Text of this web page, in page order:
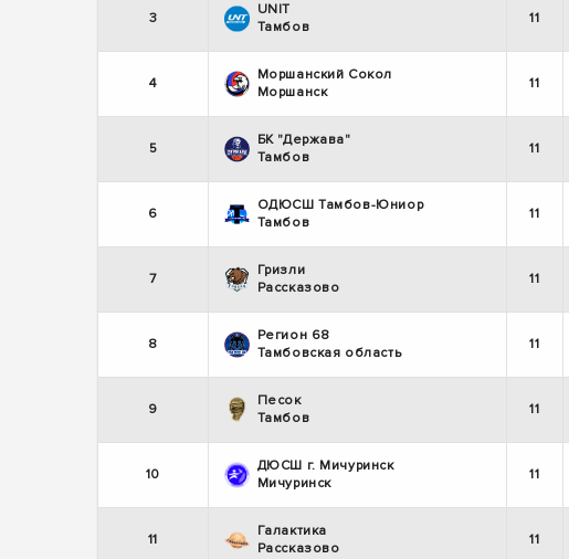
3
UNIT
Тамбов
11
4
Моршанский Сокол
Моршанск
11
5
БК "Держава"
Тамбов
11
6
ОДЮСШ Тамбов-Юниор
Тамбов
11
7
Гризли
Рассказово
11
8
Регион 68
Тамбовская область
11
9
Песок
Тамбов
11
10
ДЮСШ г. Мичуринск
Мичуринск
11
11
Галактика
Рассказово
11